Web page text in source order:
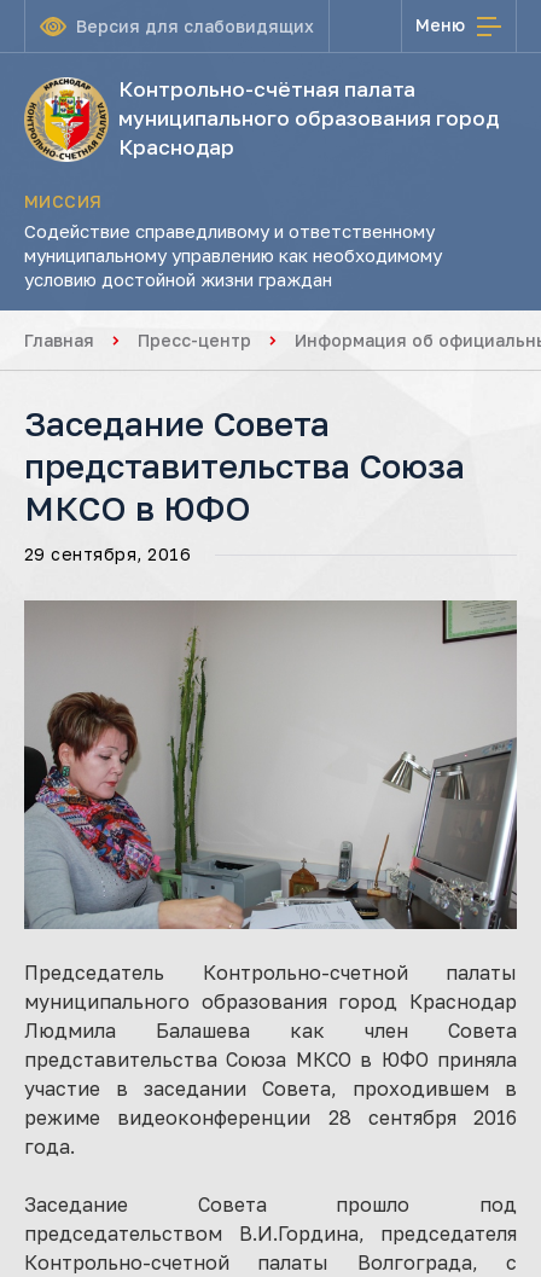
Версия для слабовидящих Меню
Контрольно-счётная палата
муниципального образования город
Краснодар
МИССИЯ
Содействие справедливому и ответственному
муниципальному управлению как необходимому
условию достойной жизни граждан
Главная Пресс-центр Информация об
Заседание Совета
представительства Союза
МКСО в ЮФО
29 сентября, 2016
Председатель Контрольно-счетной палаты
муниципального образования город Краснодар
Людмила Балашева как член Совета
представительства Союза МКСО в ЮФО приняла
участие в заседании Совета, проходившем в
режиме видеоконференции 28 сентября 2016
года.
Заседание Совета прошло под
председательством В.И.Гордина, председателя
Контрольно-счетной палаты Волгограда, с